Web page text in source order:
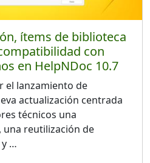
ítems de biblioteca
con
en HelpNDoc 10.7
el lanzamiento de
actualización centrada
técnicos una
reutilización de
y …